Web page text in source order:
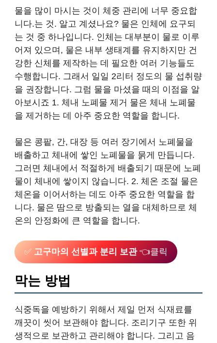
물을 많이 마시는 것이 체중 관리에 너무 중요합
니다.는 것. 알고 계셨나요? 물은 인체에 요구되
는 것 중 하나입니다. 인체는 대부분이 물로 이루
어져 있으며, 물은 내부 생태계를 유지하지만 건
강한 신체를 제작하는 데 필요한 여러 기능들도
수행합니다. 그래서 일일 2리터 정도의 물 섭취량
을 권장합니다. 그럼 물을 마셨을 때의 이점을 알
아보시죠 1. 체내 노폐물 제거 물은 체내 노폐물
을 제거하는 데 아주 중요한 역할을 합니다.
물은 콩팥, 간, 대장 등 여러 장기에서 노폐물을
배출하고 체내에 쌓인 노폐물을 묽게 만듭니다.
그러면 체내에서 적절하게 배출되기 때문에 노폐
물이 체내에 쌓이지 않습니다. 2. 체온 조절 물은
체온을 이어서하는 데도 아주 중요한 역할을 합
니다. 물은 땀으로 방출되는 열을 대체하므로 체
온의 안정화에 큰 역할을 합니다.
✅ 고구마의 선별과 분리 보관👈클릭
막는 방법
식중독을 예방하기 위해서 제일 먼저 식재료를
깨끗이 씻어 보관해야 합니다. 조리기구 또한 위
생적으로 보관하고 관리해야 합니다. 그리고 음